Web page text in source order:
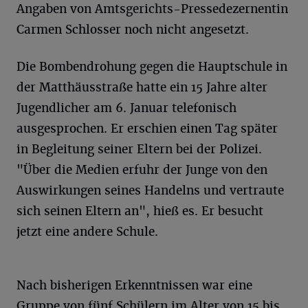
Angaben von Amtsgerichts-Pressedezernentin
Carmen Schlosser noch nicht angesetzt.
Die Bombendrohung gegen die Hauptschule in
der Matthäusstraße hatte ein 15 Jahre alter
Jugendlicher am 6. Januar telefonisch
ausgesprochen. Er erschien einen Tag später
in Begleitung seiner Eltern bei der Polizei.
"Über die Medien erfuhr der Junge von den
Auswirkungen seines Handelns und vertraute
sich seinen Eltern an", hieß es. Er besucht
jetzt eine andere Schule.
Nach bisherigen Erkenntnissen war eine